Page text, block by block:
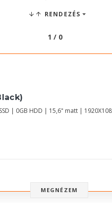
RENDEZÉS
1 / 0
| 0GB HDD | 15,6" matt |
MEGNÉZEM